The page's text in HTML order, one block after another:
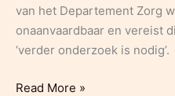
van het Departement Zorg
onaanvaardbaar en vereist
‘verder onderzoek is nodig’.
Zwijndrecht,
Read More »